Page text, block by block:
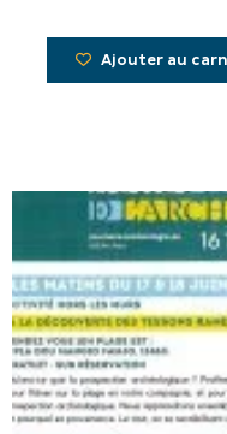
Plongez à la
patrimoine ».
Ajouter au